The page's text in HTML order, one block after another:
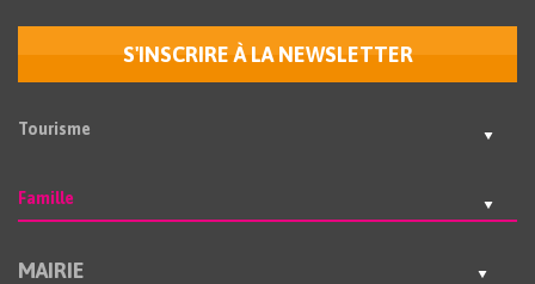
S'INSCRIRE À LA NEWSLETTER
Tourisme
Famille
MAIRIE